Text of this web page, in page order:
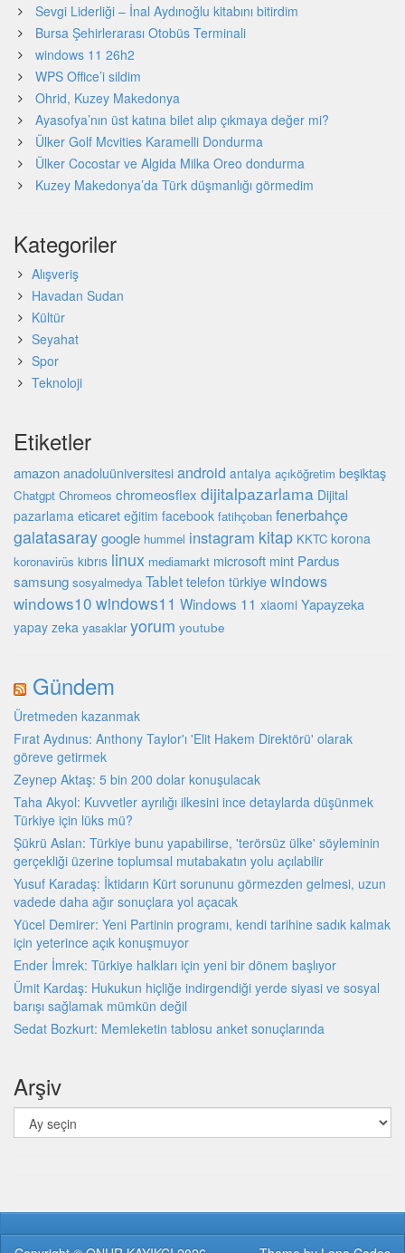
Sevgi Liderliği – İnal Aydınoğlu kitabını bitirdim
Bursa Şehirlerarası Otobüs Terminali
windows 11 26h2
WPS Office’i sildim
Ohrid, Kuzey Makedonya
Ayasofya’nın üst katına bilet alıp çıkmaya değer mi?
Ülker Golf Mcvities Karamelli Dondurma
Ülker Cocostar ve Algida Milka Oreo dondurma
Kuzey Makedonya’da Türk düşmanlığı görmedim
Kategoriler
Alışveriş
Havadan Sudan
Kültür
Seyahat
Spor
Teknoloji
Etiketler
amazon anadoluüniversitesi android antalya açıköğretim beşiktaş
Chatgpt Chromeos chromeosflex dijitalpazarlama Dijital
pazarlama eticaret eğitim facebook fatihçoban fenerbahçe
galatasaraygoogle hummel instagram kitap KKTC korona
koronavirüs kıbrıs linux mediamarkt microsoft mint Pardus
samsung sosyalmedya Tablet telefon türkiyewindows
windows10 windows11 Windows 11 xiaomi Yapayzeka
yapay zeka yasaklar yorum youtube
Gündem
Üretmeden kazanmak
Fırat Aydınus: Anthony Taylor'ı 'Elit Hakem Direktörü' olarak
göreve getirmek
Zeynep Aktaş: 5 bin 200 dolar konuşulacak
Taha Akyol: Kuvvetler ayrılığı ilkesini ince detaylarda düşünmek
Türkiye için lüks mü?
Şükrü Aslan: Türkiye bunu yapabilirse, 'terörsüz ülke' söyleminin
gerçekliği üzerine toplumsal mutabakatın yolu açılabilir
Yusuf Karadaş: İktidarın Kürt sorununu görmezden gelmesi, uzun
vadede daha ağır sonuçlara yol açacak
Yücel Demirer: Yeni Partinin programı, kendi tarihine sadık kalmak
için yeterince açık konuşmuyor
Ender İmrek: Türkiye halkları için yeni bir dönem başlıyor
Ümit Kardaş: Hukukun hiçliğe indirgendiği yerde siyasi ve sosyal
barışı sağlamak mümkün değil
Sedat Bozkurt: Memleketin tablosu anket sonuçlarında
Arşiv
Arşiv